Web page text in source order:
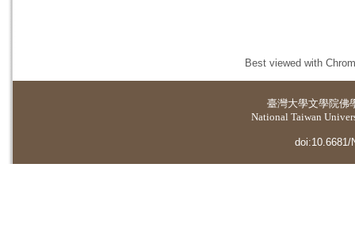
Best viewed with
臺灣大學文學院佛
National Taiwan
doi:10.6681/